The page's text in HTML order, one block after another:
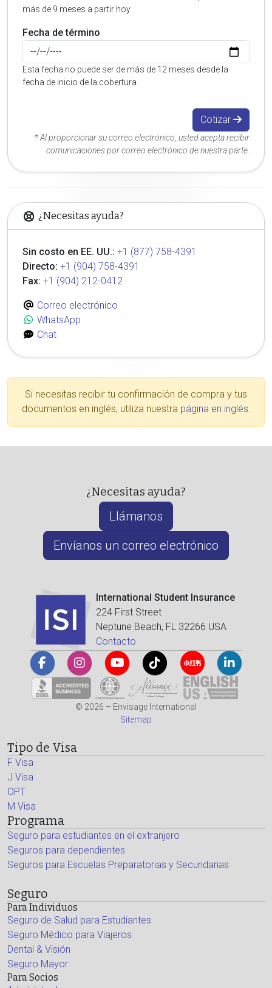
más de 9 meses a partir hoy
Fecha de término
Esta fecha no puede ser de más de 12 meses desde la
fecha de inicio de la cobertura.
Cotizar
* Al proporcionar su correo electrónico, usted acepta recibir
comunicaciones por correo electrónico de nuestra parte.
¿Necesitas ayuda?
Sin costo en EE. UU.: +1 (877) 758-4391
Directo: +1 (904) 758-4391
Fax: +1 (904) 212-0412
Correo electrónico
WhatsApp
Chat
Si necesitas recibir tu confirmación de compra y tus
documentos en inglés, utiliza nuestra página en inglés.
¿Necesitas ayuda?
Llámanos
Envíanos un correo electrónico
International Student Insurance
224 First Street
Neptune Beach, FL 32266 USA
Contacto
© 2026 – Envisage International
Sitemap
Tipo de Visa
F Visa
J Visa
OPT
M Visa
Programa
Seguro para estudiantes en el extranjero
Seguros para dependientes
Seguros para Escuelas Preparatorias y Secundarias
Seguro
Para Individuos
Seguro de Salud para Estudiantes
Seguro Médico para Viajeros
Dental & Visión
Seguro Mayor
Para Socios